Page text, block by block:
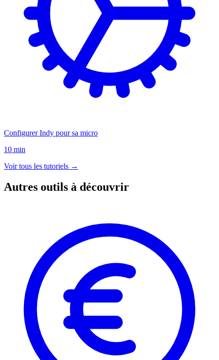
Configurer Indy pour sa micro
10 min
Voir tous les tutoriels →
Autres outils à découvrir